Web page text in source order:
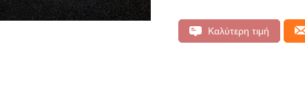
Καλύτερη τιμή